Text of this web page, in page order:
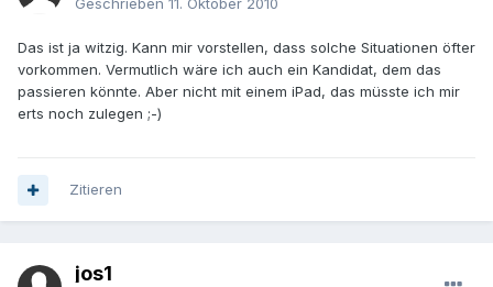
Geschrieben 11. Oktober 2010
Das ist ja witzig. Kann mir vorstellen, dass solche Situationen öfter
vorkommen. Vermutlich wäre ich auch ein Kandidat, dem das
passieren könnte. Aber nicht mit einem iPad, das müsste ich mir
erts noch zulegen ;-)
Zitieren
jos1